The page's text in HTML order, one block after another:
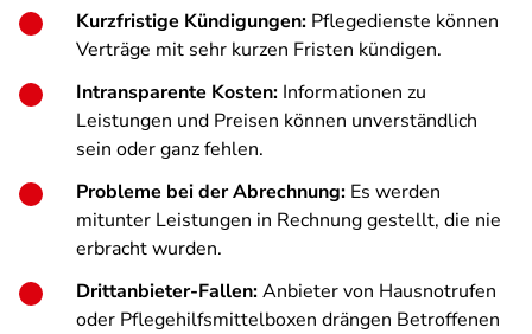
Kurzfristige Kündigungen: Pflegedienste können
Verträge mit sehr kurzen Fristen kündigen.
Intransparente Kosten: Informationen zu
Leistungen und Preisen können unverständlich
sein oder ganz fehlen.
Probleme bei der Abrechnung: Es werden
mitunter Leistungen in Rechnung gestellt, die nie
erbracht wurden.
Drittanbieter-Fallen:Anbieter von Hausnotrufen
oder Pflegehilfsmittelboxen drängen Betroffenen